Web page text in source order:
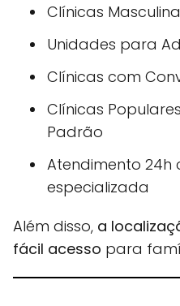
Clínicas
Unidades para
Clínicas com
Clínicas
Padrão
Atendimento 24h
especializada
Além disso, a
fácil acesso para